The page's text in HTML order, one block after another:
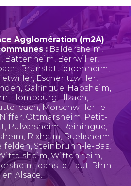
Agglomération (m2A)
: Baldersheim,
, Battenheim, Berrwiller,
,Brunstatt-didenheim,
, Eschentzwiller,
,Galfingue, Habsheim,
, Hombourg,Illzach,
, Morschwiller-le-
Niffer, Ottmarsheim, Petit-
, Pulversheim, Reiningue,
, Rixheim,Ruelisheim,
, Steinbrunn-le-Bas,
,Wittenheim,
, dans le Haut-Rhin
en Alsace.